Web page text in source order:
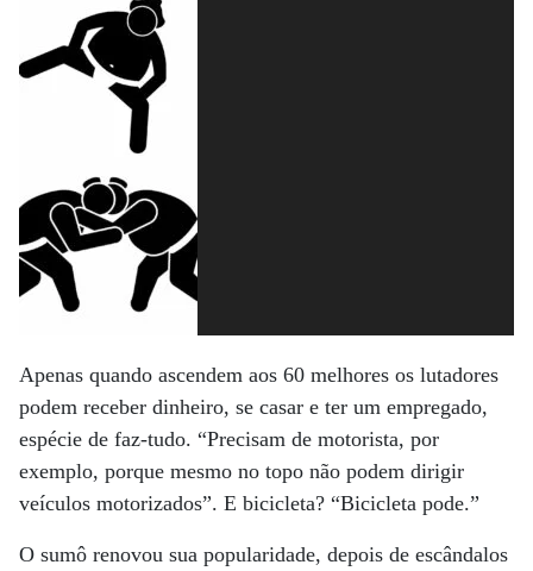
Apenas quando ascendem aos 60 melhores os lutadores
podem receber dinheiro, se casar e ter um empregado,
espécie de faz-tudo. “Precisam de motorista, por
exemplo, porque mesmo no topo não podem dirigir
veículos motorizados”. E bicicleta? “Bicicleta pode.”
O sumô renovou sua popularidade, depois de escândalos